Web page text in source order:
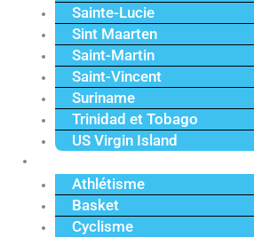
Sainte-Lucie
Sint Maarten
Saint-Martin
Saint-Vincent
Suriname
Trinidad et Tobago
US Virgin Island
Athlétisme
Basket
Cyclisme